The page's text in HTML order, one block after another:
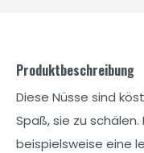
Produktbeschreibung
Diese Nüsse sind
Spaß, sie zu schälen.
beispielsweise eine